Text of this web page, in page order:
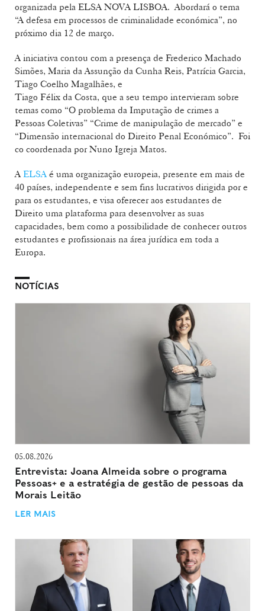
organizada pela ELSA NOVA LISBOA. Abordará o tema
“A defesa em processos de criminalidade económica”, no
próximo dia 12 de março.
A iniciativa contou com a presença de Frederico Machado
Simões, Maria da Assunção da Cunha Reis, Patrícia Garcia,
Tiago Coelho Magalhães, e
Tiago Félix da Costa, que a seu tempo intervieram sobre
temas como “O problema da Imputação de crimes a
Pessoas Coletivas” “Crime de manipulação de mercado” e
“Dimensão internacional do Direito Penal Económico”. Foi
co coordenada por Nuno Igreja Matos.
A ELSA é uma organização europeia, presente em mais de
40 países, independente e sem fins lucrativos dirigida por e
para os estudantes, e visa oferecer aos estudantes de
Direito uma plataforma para desenvolver as suas
capacidades, bem como a possibilidade de conhecer outros
estudantes e profissionais na área jurídica em toda a
Europa.
NOTÍCIAS
05.08.2026
Entrevista: Joana Almeida sobre o programa
Pessoas+ e a estratégia de gestão de pessoas da
Morais Leitão
LER MAIS